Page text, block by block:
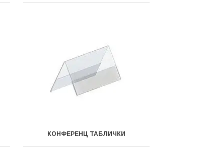
КОНФЕРЕНЦ ТАБЛИЧКИ